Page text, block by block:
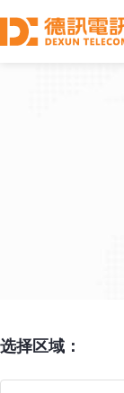
选择区域：